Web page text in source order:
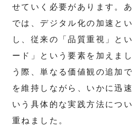
せていく必要があります。
では、デジタル化の加速と
し、従来の「品質重視」と
ード」という要素を加えま
う際、単なる価値観の追加
を維持しながら、いかに迅
いう具体的な実践方法につ
重ねました。